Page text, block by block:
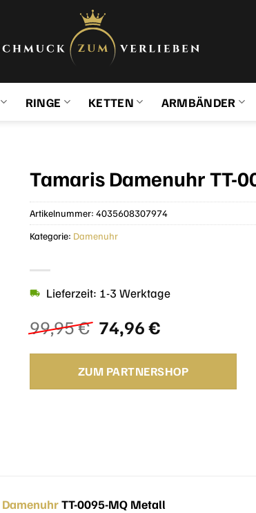
RINGE KETTEN ARMBÄNDER
Tamaris Damenuhr TT-
99,95€ Ursprünglicher
Preis
war:
99,95 €
74,96€Aktueller
ist:
74,96 €.
Lieferzeit: 1-3 Werktage
ZUM PARTNERSHOP
Artikelnummer: 4035608307974
Kategorie: Damenuhr
DamenuhrTT-0095-MQ Metall